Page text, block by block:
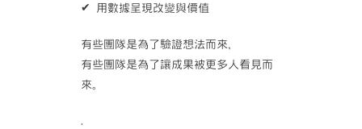
✔ 用數據呈現改變與價值
有些團隊是為了驗證想法而來，
有些團隊是為了讓成果被更多人看見而
來。
.